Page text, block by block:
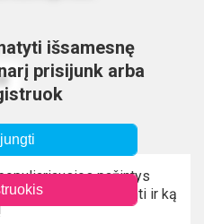
išsamesnę
prisijunk arba
pažintys
rasi su kuo susipažinti ir ką